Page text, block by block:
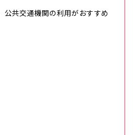
共交通機関の利用がおすすめ